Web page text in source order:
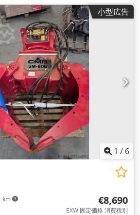
ダー。 Csdpfx Acsqa Dtxo Asrf 高いグ
、簡単で低メンテナンス。 RBシリーズ
体、リサイクル、埋立地からのあらゆる
可欠な装置です。高い構造強度により、
少ない建物や構造物の解体にも対応でき
回転 クロー幅：800 mm 掘削機の重
0.4 m3 重量：875 kg 5トンから20トン
るサイズのグラップルが利用可能。 ご要
削機モデル用のアダプターをご用意し
年以来、掘削機やローダー用のバケ
を製造しています。 ハンガリー語、英
ア語に対応しています。技術的な詳細、
はお問い合わせください。
小型広告
1 / 6
km €8,690
EXW 固定価格 消費税別